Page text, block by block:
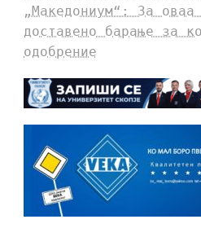
„Македониум“: За
доставено барање за
одобрение